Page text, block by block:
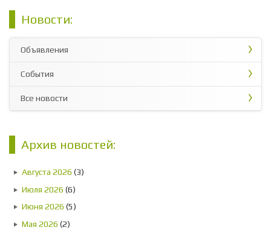
Новости:
Объявления
События
Все новости
Архив новостей:
Августа 2026 (3)
Июля 2026 (6)
Июня 2026 (5)
Мая 2026 (2)